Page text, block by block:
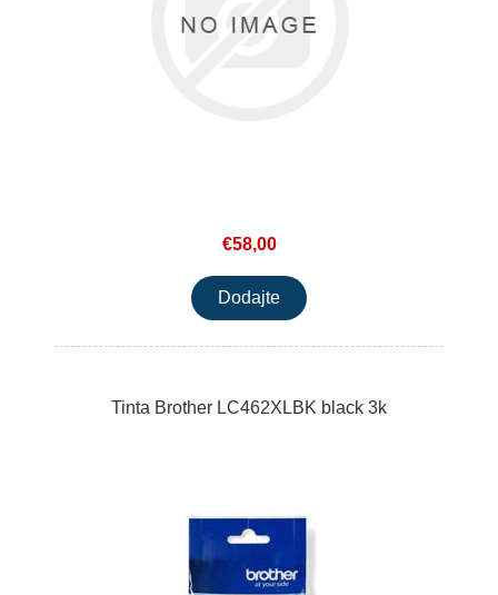
€58,00
Tinta Brother LC462XLBK black 3k